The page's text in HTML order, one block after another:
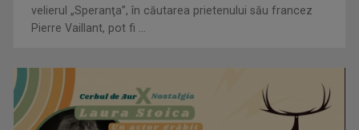
EVENIMENT ESTIVAL - Taberele ARC – Acolo unde începe
ACASĂ
velierul „Speranţa”, în căutarea prietenului său francez
Pierre Vaillant, pot fi ...